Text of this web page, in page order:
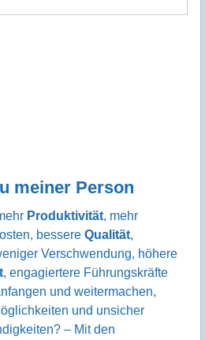
meiner Person
Produktivität, mehr
bessereQualität,
Verschwendung, höhere
, engagiertere Führungskräfte
und weitermachen,
und unsicher
– Mit den